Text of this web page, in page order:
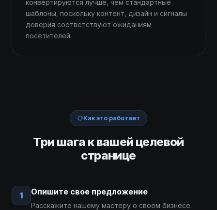
конвертируются лучше, чем стандартные
шаблоны, поскольку контент, дизайн и сигналы
доверия соответствуют ожиданиям
посетителей.
Как это работает
Три шага к вашей целевой
странице
1 Опишите свое предложение
Расскажите нашему мастеру о своем бизнесе.